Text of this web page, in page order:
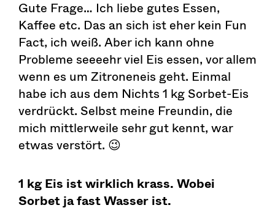
Gute Frage… Ich liebe gutes Essen,
Kaffee etc. Das an sich ist eher kein Fun
Fact, ich weiß. Aber ich kann ohne
Probleme seeeehr viel Eis essen, vor allem
wenn es um Zitroneneis geht. Einmal
habe ich aus dem Nichts 1 kg Sorbet-Eis
verdrückt. Selbst meine Freundin, die
mich mittlerweile sehr gut kennt, war
etwas verstört. 😉
1 kg Eis ist wirklich krass. Wobei
Sorbet ja fast Wasser ist.